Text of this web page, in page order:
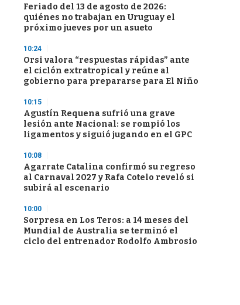
Feriado del 13 de agosto de 2026:
quiénes no trabajan en Uruguay el
próximo jueves por un asueto
10:24
Orsi valora “respuestas rápidas” ante
el ciclón extratropical y reúne al
gobierno para prepararse para El Niño
10:15
Agustín Requena sufrió una grave
lesión ante Nacional: se rompió los
ligamentos y siguió jugando en el GPC
10:08
Agarrate Catalina confirmó su regreso
al Carnaval 2027 y Rafa Cotelo reveló si
subirá al escenario
10:00
Sorpresa en Los Teros: a 14 meses del
Mundial de Australia se terminó el
ciclo del entrenador Rodolfo Ambrosio